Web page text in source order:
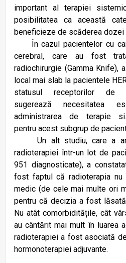
important al terapiei
posibilitatea ca această
beneficieze de scăderea dozei
În cazul pacientelor cu
cerebral, care au fost
radiochirurgie (Gamma Knife),
local mai slab la pacientele
statusul receptorilor de
sugerează necesitatea
administrarea de terapie
pentru acest subgrup de
Un alt studiu, care a
radioterapiei într-un lot de
951 diagnosticate), a
fost faptul că radioterapia
medic (de cele mai multe ori
pentru că decizia a fost
Nu atât comorbiditățile, cât
au cântărit mai mult în luarea
radioterapiei a fost asociată
hormonoterapiei adjuvante.